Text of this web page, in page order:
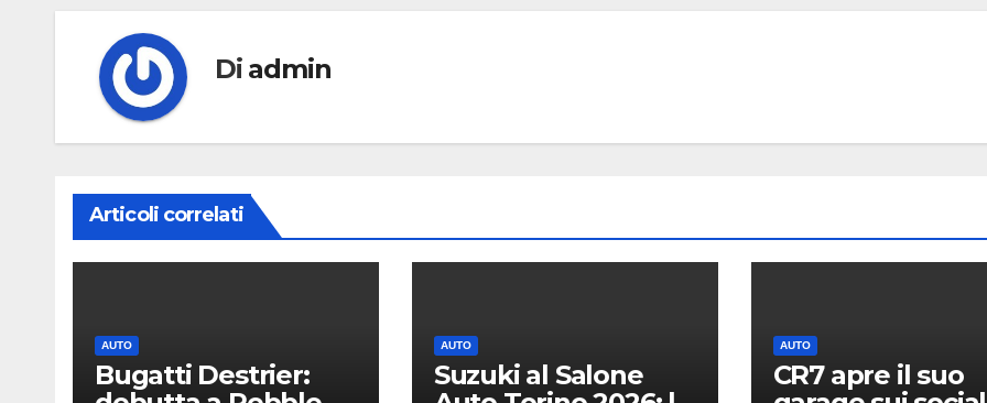
Di admin
Articoli correlati
AUTO
Bugatti Destrier:
AUTO
Suzuki al Salone
AUTO
CR7 apre il suo